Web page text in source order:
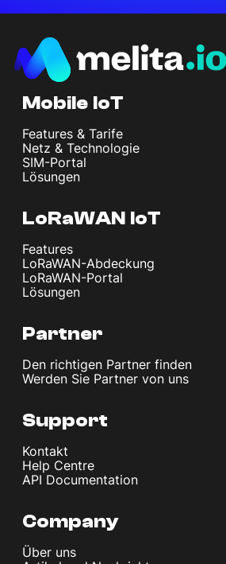
Mobile IoT
Features & Tarife
Netz & Technologie
SIM-Portal
Lösungen
LoRaWAN IoT
Features
LoRaWAN-Abdeckung
LoRaWAN-Portal
Lösungen
Partner
Den richtigen Partner finden
Werden Sie Partner von uns
Support
Kontakt
Help Centre
API Documentation
Company
Über uns